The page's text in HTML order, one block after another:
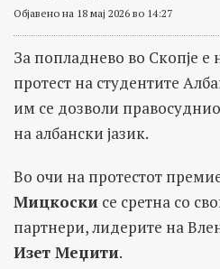
Објавено на 18 мај 2026 во 14:27
За попладнево во Скопје е
протест на студентите
им се дозволи
на албански јазик.
Во очи на протестот
Мицкоски се сретна со
партнери, лидерите на
Изет Меџити.